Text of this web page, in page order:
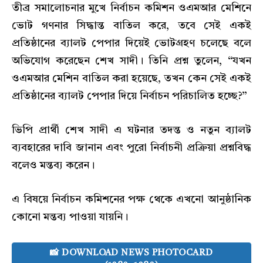
তীব্র সমালোচনার মুখে নির্বাচন কমিশন ওএমআর মেশিনে
ভোট গণনার সিদ্ধান্ত বাতিল করে, তবে সেই একই
প্রতিষ্ঠানের ব্যালট পেপার দিয়েই ভোটগ্রহণ চলেছে বলে
অভিযোগ করেছেন শেখ সাদী। তিনি প্রশ্ন তুলেন, “যখন
ওএমআর মেশিন বাতিল করা হয়েছে, তখন কেন সেই একই
প্রতিষ্ঠানের ব্যালট পেপার দিয়ে নির্বাচন পরিচালিত হচ্ছে?”
ভিপি প্রার্থী শেখ সাদী এ ঘটনার তদন্ত ও নতুন ব্যালট
ব্যবহারের দাবি জানান এবং পুরো নির্বাচনী প্রক্রিয়া প্রশ্নবিদ্ধ
বলেও মন্তব্য করেন।
এ বিষয়ে নির্বাচন কমিশনের পক্ষ থেকে এখনো আনুষ্ঠানিক
কোনো মন্তব্য পাওয়া যায়নি।
📸 DOWNLOAD NEWS PHOTOCARD